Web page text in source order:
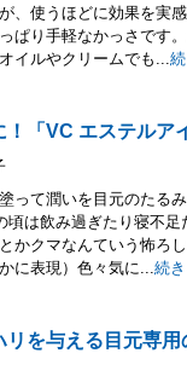
、使うほどに効果を実
ぱり手軽なかっさです
イルやクリームでも...
「VC エステルア
って潤いを目元のた
頃は飲み過ぎたり寝不
かクマなんていう怖
に表現）色々気に...続
を与える目元専用